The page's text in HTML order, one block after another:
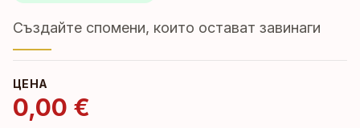
Създайте спомени, които остават завинаги
ЦЕНА
0,00 €